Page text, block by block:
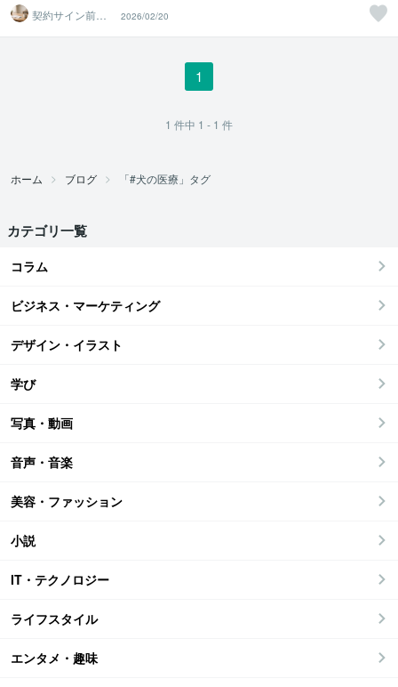
契約サイン前チ
ェック
2026/02/20
1
1 件中 1 - 1 件
ホーム ブログ 「#犬の医療」タグ
カテゴリ一覧
コラム
ビジネス・マーケティング
デザイン・イラスト
学び
写真・動画
音声・音楽
美容・ファッション
小説
IT・テクノロジー
ライフスタイル
エンタメ・趣味